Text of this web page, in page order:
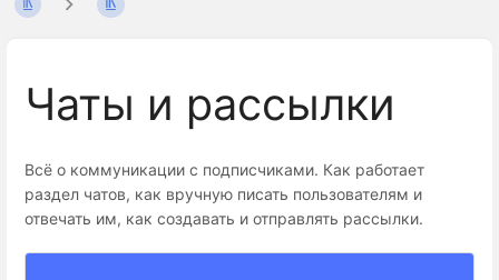
Чаты и рассылки
Всё о коммуникации с подписчиками. Как работает
раздел чатов, как вручную писать пользователям и
отвечать им, как создавать и отправлять рассылки.